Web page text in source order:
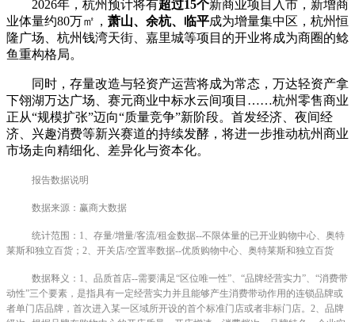
2026年，杭州预计将有超过15个新商业项目入市，新增商
业体量约80万㎡， 萧山、余杭、临平成为增量集中区，杭州恒
隆广场、杭州钱湾天街、嘉里城等项目的开业将成为商圈的鲶
鱼重构格局。
同时，存量改造与轻资产运营将成为常态，万达轻资产拿
下翎湖万达广场、赛元商业中标水云间项目……杭州零售商业
正从“规模扩张”迈向“质量竞争”新阶段。首发经济、夜间经
济、兴趣消费等新兴赛道的持续发酵，将进一步推动杭州商业
市场走向精细化、差异化与资本化。
报告数据说明
数据来源：赢商大数据
统计范围：1、存量/增量/客流/租金数据--不限体量的已开业购物中心、奥特
莱斯和独立百货；2、开关店/空置率数据--优质购物中心、奥特莱斯和独立百货
数据释义：1、品质首店--需要满足“区位唯一性”、“品牌经营实力”、“消费带
动性”三个要素，是指具有一定经营实力并且能够产生消费带动作用的连锁品牌或
者单门店品牌，首次进入某一区域所开设的首个标准门店或者非标门店。2、品牌